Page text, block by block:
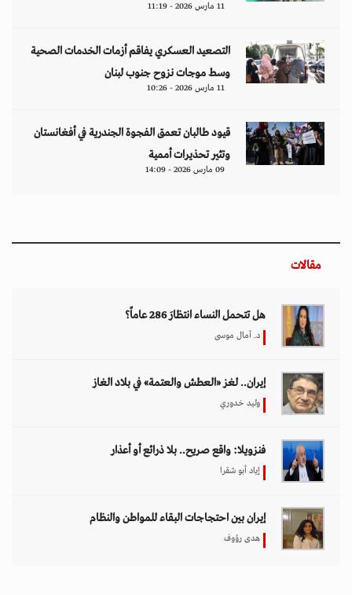
11 مارس 2026 - 11:19
التصعيد العسكري يفاقم أزمات الخدمات الصحية
وسط موجات نزوح جنوب لبنان
11 مارس 2026 - 10:26
قيود طالبان تعمق الفجوة الجندرية في أفغانستان
وتثير تحذيرات أممية
09 مارس 2026 - 14:09
مقالات
هل تتحمل النساء انتظارَ 286 عاماً؟
د. آمال موسى
إيران.. لغز «العطش والعتمة» في بلاد الغاز
وليد خدوري
فنزويلا: واقع صريح.. بلا ذرائع أو أعذار
إياد أبو شقرا
إيران بين احتجاجات البقاء للمواطن والنظام
هدى رؤوف